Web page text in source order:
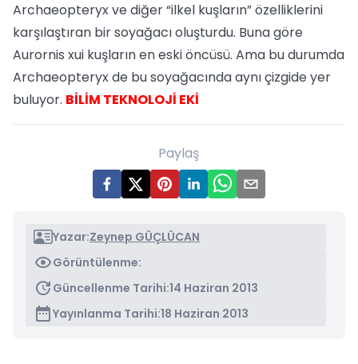
Archaeopteryx ve diğer “ilkel kuşların” özelliklerini
karşılaştıran bir soyağacı oluşturdu. Buna göre
Aurornis xui kuşların en eski öncüsü. Ama bu durumda
Archaeopteryx de bu soyağacında aynı çizgide yer
buluyor. BİLİM TEKNOLOJİ EKİ
Paylaş
Yazar:Zeynep GÜÇLÜCAN
Görüntülenme:
Güncellenme Tarihi:14 Haziran 2013
Yayınlanma Tarihi:18 Haziran 2013